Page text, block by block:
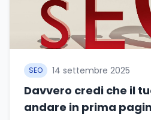
SEO 14 settembre 2025
Davvero credi che il
andare in prima